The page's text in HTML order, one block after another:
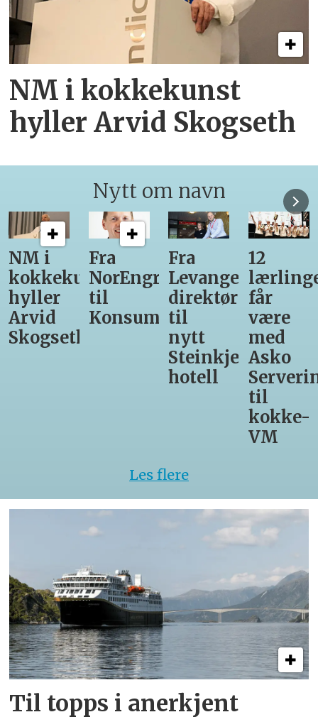
NM i kokkekunst
hyller Arvid Skogseth
Nytt om navn
Fra
NorEngros
til
Konsumgruppen
Fra
Levanger-
direktør
til
Steinkjer-
12
lærlinger
får
være
med
Asko
Servering
Fra
til
Matprat
Les flere
Til topps i anerkjent